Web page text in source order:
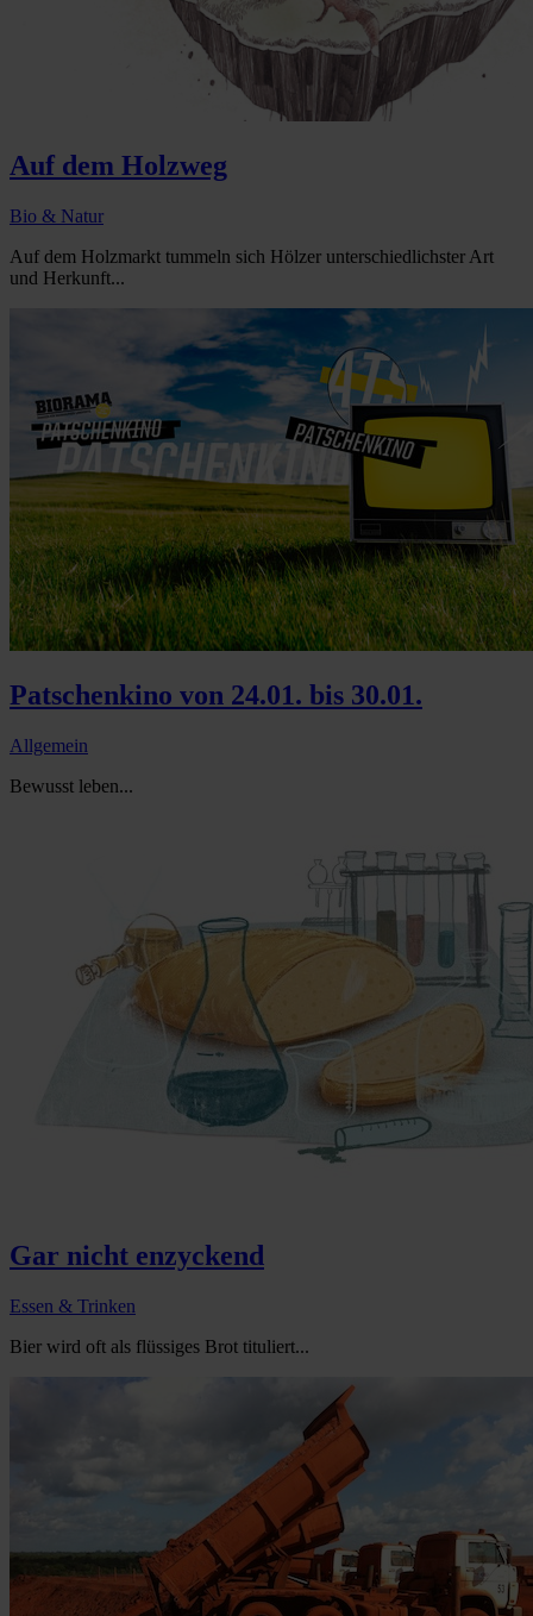
Auf dem Holzweg
Bio & Natur
Auf dem Holzmarkt tummeln sich Hölzer unterschiedlichster Art
und Herkunft...
Patschenkino von 24.01. bis 30.01.
Allgemein
Bewusst leben...
Gar nicht enzyckend
Essen & Trinken
Bier wird oft als flüssiges Brot tituliert...